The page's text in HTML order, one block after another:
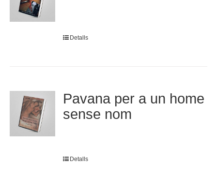
Detalls
Pavana per a un home
sense nom
Detalls